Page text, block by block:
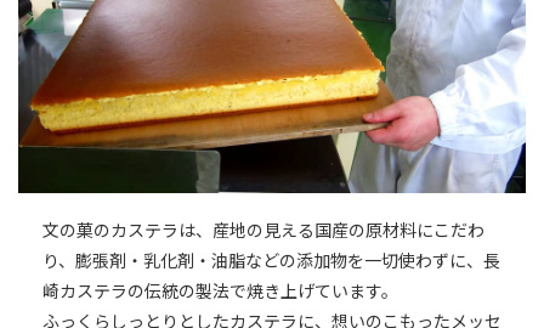
文の菓のカステラは、産地の見える国産の原材料にこだわ
り、膨張剤・乳化剤・油脂などの添加物を一切使わずに、長
崎カステラの伝統の製法で焼き上げています。
ふっくらしっとりとしたカステラに、想いのこもったメッセ